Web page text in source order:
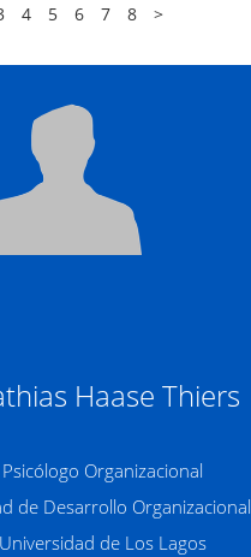
4 5 6 7 8 >
Haase Thiers
Psicólogo Organizacional
de Desarrollo Organizacional
Universidad de Los Lagos